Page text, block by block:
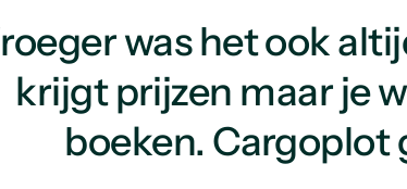
was het ook
krijgt prijzen maar je
boeken. Cargoplot